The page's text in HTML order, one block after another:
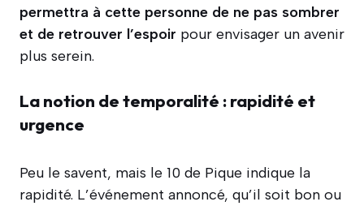
permettra à cette personne de ne pas sombrer
et de retrouver l’espoir pour envisager un avenir
plus serein.
La notion de temporalité : rapidité et
urgence
Peu le savent, mais le 10 de Pique indique la
rapidité. L’événement annoncé, qu’il soit bon ou